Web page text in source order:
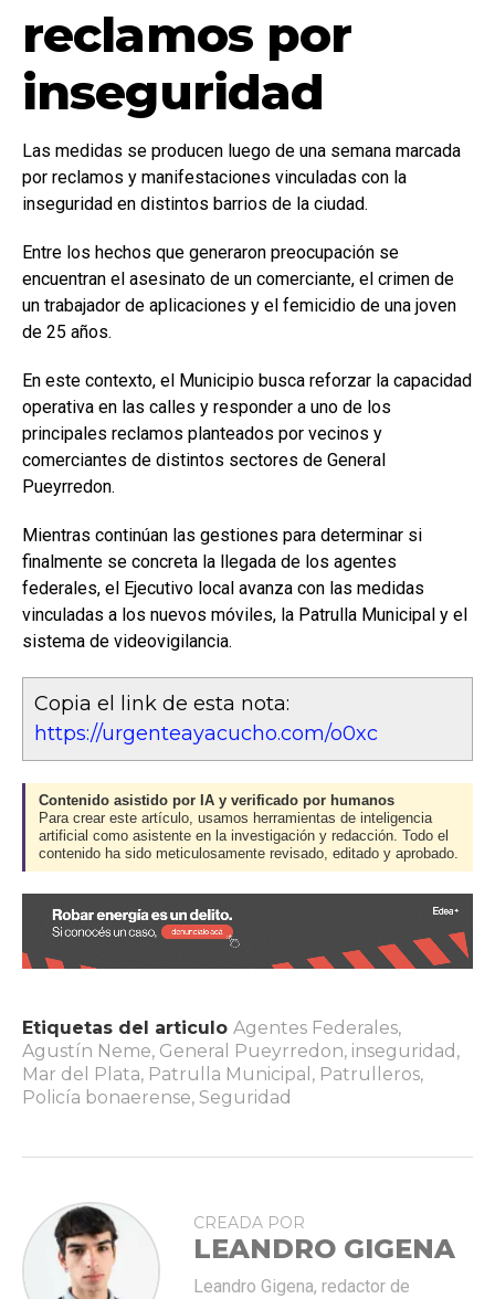
reclamos por
inseguridad
Las medidas se producen luego de una semana marcada
por reclamos y manifestaciones vinculadas con la
inseguridad en distintos barrios de la ciudad.
Entre los hechos que generaron preocupación se
encuentran el asesinato de un comerciante, el crimen de
un trabajador de aplicaciones y el femicidio de una joven
de 25 años.
En este contexto, el Municipio busca reforzar la capacidad
operativa en las calles y responder a uno de los
principales reclamos planteados por vecinos y
comerciantes de distintos sectores de General
Pueyrredon.
Mientras continúan las gestiones para determinar si
finalmente se concreta la llegada de los agentes
federales, el Ejecutivo local avanza con las medidas
vinculadas a los nuevos móviles, la Patrulla Municipal y el
sistema de videovigilancia.
Copia el link de esta nota:
https://urgenteayacucho.com/o0xc
Contenido asistido por IA y verificado por humanos
Para crear este artículo, usamos herramientas de inteligencia
artificial como asistente en la investigación y redacción. Todo el
contenido ha sido meticulosamente revisado, editado y aprobado.
Etiquetas del articulo Agentes Federales,
Agustín Neme, General Pueyrredon, inseguridad ,
Mar del Plata, Patrulla Municipal , Patrulleros,
Policía bonaerense, Seguridad
CREADA POR
LEANDRO GIGENA
Leandro Gigena, redactor de